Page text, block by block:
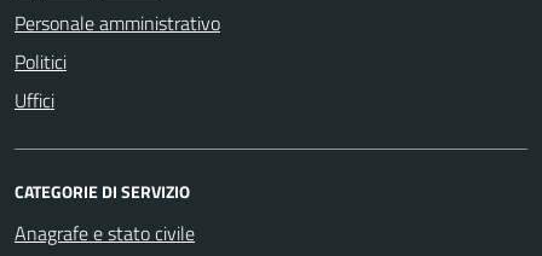
Personale amministrativo
Politici
Uffici
CATEGORIE DI SERVIZIO
Anagrafe e stato civile